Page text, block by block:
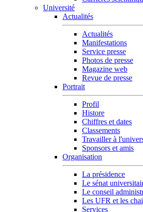
Université
Actualités
Actualités
Manifestations
Service presse
Photos de presse
Magazine web
Revue de presse
Portrait
Profil
Histore
Chiffres et dates
Classements
Travailler à
Sponsors et amis
Organisation
La présidence
Le sénat
Le conseil
Les UFR et les
Services